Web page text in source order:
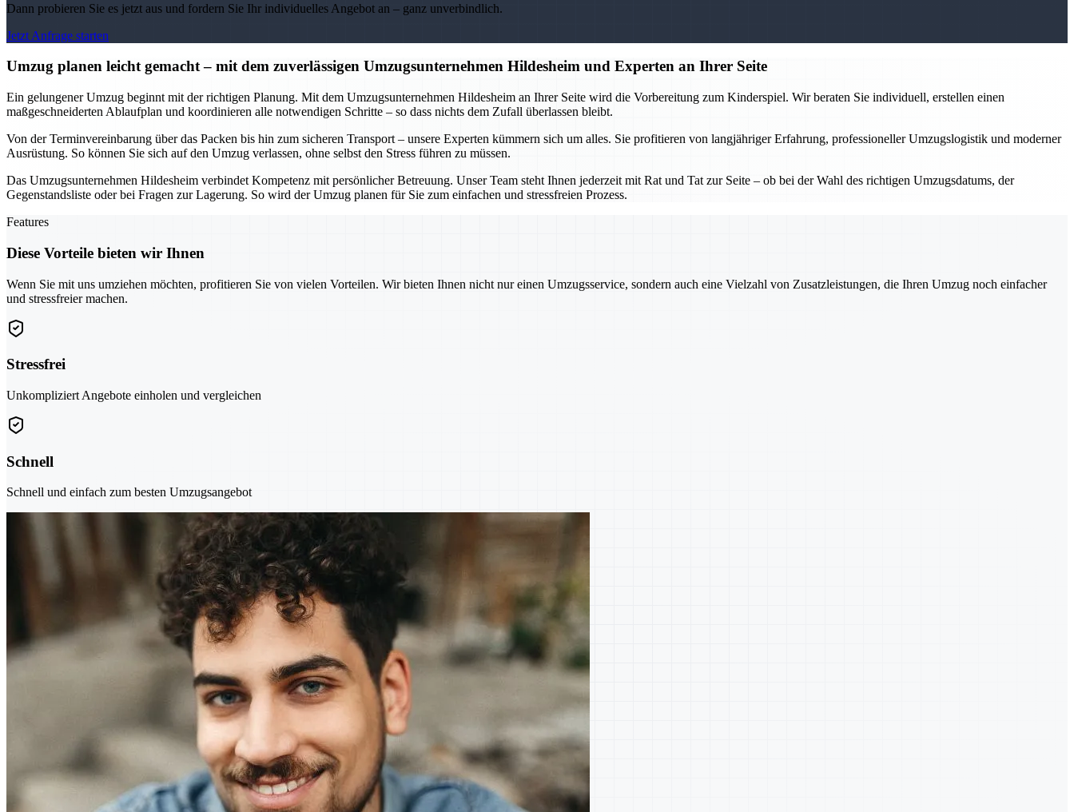
Dann probieren Sie es jetzt aus und fordern Sie Ihr individuelles Angebot an – ganz unverbindlich.
Jetzt Anfrage starten
Umzug planen leicht gemacht – mit dem zuverlässigen Umzugsunternehmen Hildesheim und Experten an Ihrer Seite
Ein gelungener Umzug beginnt mit der richtigen Planung. Mit dem Umzugsunternehmen Hildesheim an Ihrer Seite wird die Vorbereitung zum Kinderspiel. Wir beraten Sie individuell, erstellen einen
maßgeschneiderten Ablaufplan und koordinieren alle notwendigen Schritte – so dass nichts dem Zufall überlassen bleibt.
Von der Terminvereinbarung über das Packen bis hin zum sicheren Transport – unsere Experten kümmern sich um alles. Sie profitieren von langjähriger Erfahrung, professioneller Umzugslogistik und moderner
Ausrüstung. So können Sie sich auf den Umzug verlassen, ohne selbst den Stress führen zu müssen.
Das Umzugsunternehmen Hildesheim verbindet Kompetenz mit persönlicher Betreuung. Unser Team steht Ihnen jederzeit mit Rat und Tat zur Seite – ob bei der Wahl des richtigen Umzugsdatums, der
Gegenstandsliste oder bei Fragen zur Lagerung. So wird der Umzug planen für Sie zum einfachen und stressfreien Prozess.
Features
Diese Vorteile bieten wir Ihnen
Wenn Sie mit uns umziehen möchten, profitieren Sie von vielen Vorteilen. Wir bieten Ihnen nicht nur einen Umzugsservice, sondern auch eine Vielzahl von Zusatzleistungen, die Ihren Umzug noch einfacher
und stressfreier machen.
Stressfrei
Unkompliziert Angebote einholen und vergleichen
Schnell
Schnell und einfach zum besten Umzugsangebot